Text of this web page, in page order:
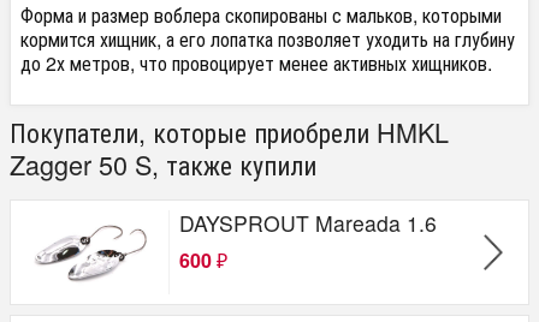
Форма и размер воблера скопированы с мальков, которыми
кормится хищник, а его лопатка позволяет уходить на глубину
до 2х метров, что провоцирует менее активных хищников.
Покупатели, которые приобрели HMKL
Zagger 50 S, также купили
DAYSPROUT Mareada 1.6
600 ₽